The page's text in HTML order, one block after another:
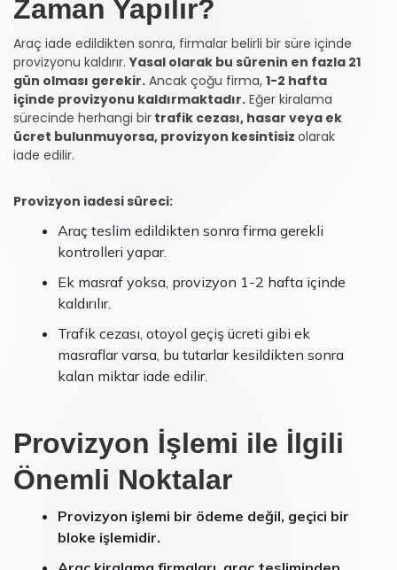
Zaman Yapılır?
Araç iade edildikten sonra, firmalar belirli bir süre içinde
provizyonu kaldırır.Yasal olarak bu sürenin en fazla 21
gün olması gerekir. Ancak çoğu firma, 1-2 hafta
içinde provizyonu kaldırmaktadır. Eğer kiralama
sürecinde herhangi bir trafik cezası, hasar veya ek
ücret bulunmuyorsa, provizyon kesintisiz olarak
iade edilir.
Provizyon iadesi süreci:
Araç teslim edildikten sonra firma gerekli
kontrolleri yapar.
Ek masraf yoksa, provizyon 1-2 hafta içinde
kaldırılır.
Trafik cezası, otoyol geçiş ücreti gibi ek
masraflar varsa, bu tutarlar kesildikten sonra
kalan miktar iade edilir.
Provizyon İşlemi ile İlgili
Önemli Noktalar
Provizyon işlemi bir ödeme değil, geçici bir
bloke işlemidir.